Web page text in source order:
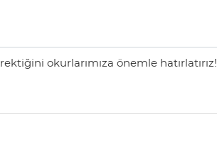
okurlarımıza önemle hatırlatırız!